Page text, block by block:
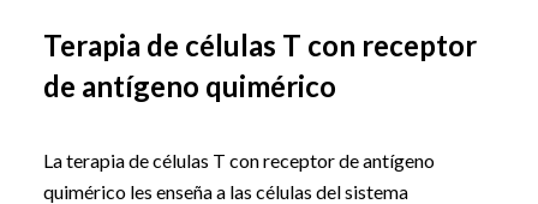
Terapia de células T con receptor
de antígeno quimérico
La terapia de células T con receptor de antígeno
quimérico les enseña a las células del sistema